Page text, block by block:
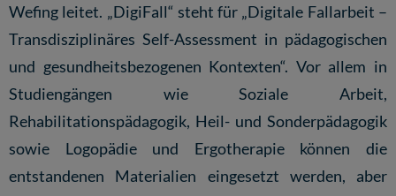
Wefing leitet. „DigiFall“ steht für „Digitale Fallarbeit –
Transdisziplinäres Self-Assessment in pädagogischen
und gesundheitsbezogenen Kontexten“. Vor allem in
Studiengängen wie Soziale Arbeit,
Rehabilitationspädagogik, Heil- und Sonderpädagogik
sowie Logopädie und Ergotherapie können die
entstandenen Materialien eingesetzt werden, aber